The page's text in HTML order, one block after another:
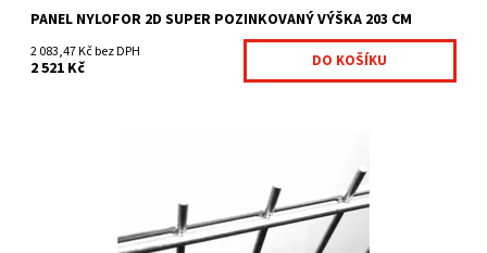
PANEL NYLOFOR 2D SUPER POZINKOVANÝ VÝŠKA 203 CM
2 083,47 Kč bez DPH
2 521 Kč
Svařované panely Nylofor 2D Super jsou: pevnější varianta
Nyloforu 2D průměr vertikálního drátu je 6 mm...
Na centrálním skladě
7009094-254